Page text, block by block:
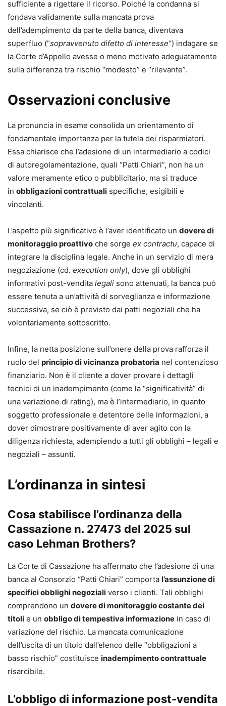
sufficiente a rigettare il ricorso. Poiché la condanna si
fondava validamente sulla mancata prova
dell’adempimento da parte della banca, diventava
superfluo (“sopravvenuto difetto di interesse“) indagare se
la Corte d’Appello avesse o meno motivato adeguatamente
sulla differenza tra rischio “modesto” e “rilevante”.
Osservazioni conclusive
La pronuncia in esame consolida un orientamento di
fondamentale importanza per la tutela dei risparmiatori.
Essa chiarisce che l’adesione di un intermediario a codici
di autoregolamentazione, quali “Patti Chiari”, non ha un
valore meramente etico o pubblicitario, ma si traduce
in obbligazioni contrattuali specifiche, esigibili e
vincolanti.
L’aspetto più significativo è l’aver identificato un dovere di
monitoraggio proattivo che sorge ex contractu, capace di
integrare la disciplina legale. Anche in un servizio di mera
negoziazione (cd. execution only), dove gli obblighi
informativi post-vendita legali sono attenuati, la banca può
essere tenuta a un’attività di sorveglianza e informazione
successiva, se ciò è previsto dai patti negoziali che ha
volontariamente sottoscritto.
Infine, la netta posizione sull’onere della prova rafforza il
ruolo del principio di vicinanza probatoria nel contenzioso
finanziario. Non è il cliente a dover provare i dettagli
tecnici di un inadempimento (come la “significatività” di
una variazione di rating), ma è l’intermediario, in quanto
soggetto professionale e detentore delle informazioni, a
dover dimostrare positivamente di aver agito con la
diligenza richiesta, adempiendo a tutti gli obblighi – legali e
negoziali – assunti.
L’ordinanza in sintesi
Cosa stabilisce l’ordinanza della
Cassazione n. 27473 del 2025 sul
caso Lehman Brothers?
La Corte di Cassazione ha affermato che l’adesione di una
banca al Consorzio “Patti Chiari” comporta l’assunzione di
specifici obblighi negoziali verso i clienti. Tali obblighi
comprendono un dovere di monitoraggio costante dei
titoli e un obbligo di tempestiva informazione in caso di
variazione del rischio. La mancata comunicazione
dell’uscita di un titolo dall’elenco delle “obbligazioni a
basso rischio” costituisce inadempimento contrattuale
risarcibile.
L’obbligo di informazione post-vendita